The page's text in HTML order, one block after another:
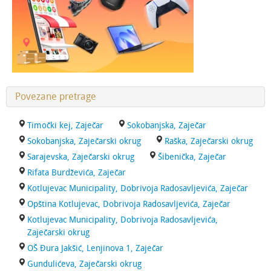
Povezane pretrage
Timočki kej, Zaječar
Sokobanjska, Zaječar
Sokobanjska, Zaječarski okrug
Raška, Zaječarski okrug
Sarajevska, Zaječarski okrug
Šibenička, Zaječar
Rifata Burdževića, Zaječar
Kotlujevac Municipality, Dobrivoja Radosavljevića, Zaječar
Opština Kotlujevac, Dobrivoja Radosavljevića, Zaječar
Kotlujevac Municipality, Dobrivoja Radosavljevića,
Zaječarski okrug
OŠ Đura Jakšić, Lenjinova 1, Zaječar
Gundulićeva, Zaječarski okrug